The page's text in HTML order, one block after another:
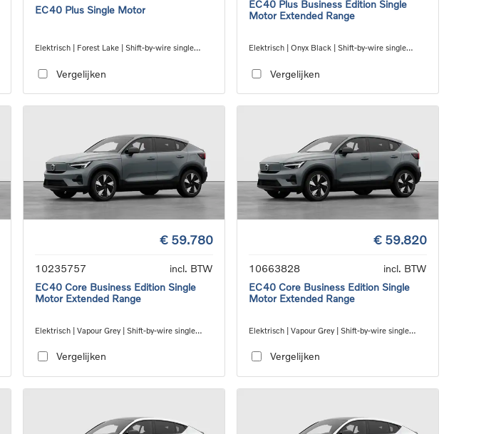
EC40 Plus Single Motor
Elektrisch | Forest Lake | Shift-by-wire single
Vergelijken
EC40 Plus Business Edition Single
Motor Extended Range
Elektrisch | Onyx Black | Shift-by-wire single
Vergelijken
€ 59.780
10235757
incl. BTW
EC40 Core Business Edition Single
Motor Extended Range
Elektrisch | Vapour Grey | Shift-by-wire single
Vergelijken
€ 59.820
10663828
incl. BTW
EC40 Core Business Edition Single
Motor Extended Range
Elektrisch | Vapour Grey | Shift-by-wire single
Vergelijken